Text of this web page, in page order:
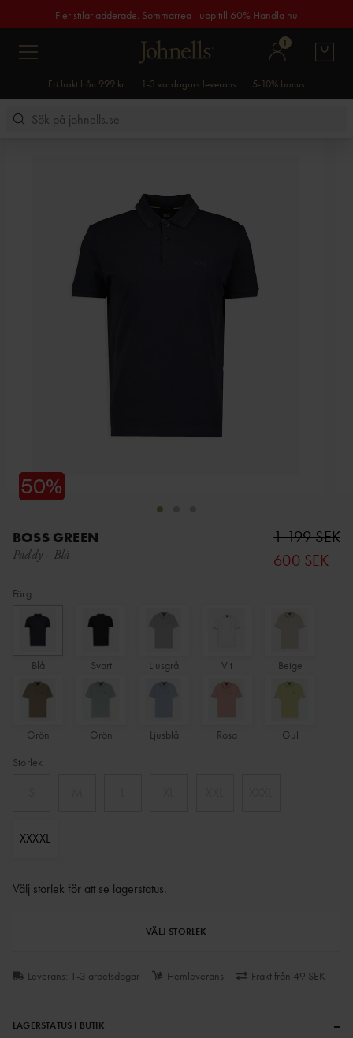
Fler stilar adderade. Sommarrea - upp till 60% Handla nu
1
Fri frakt från 999 kr 1-3 vardagars leverans 5-10% bonus
BOSS GREEN
Paddy - Blå
1 199 SEK
600 SEK
Färg
Blå Svart Ljusgrå Vit Beige
Grön Grön Ljusblå Rosa
Gul
Storlek
XXXXL
Välj storlek för att se lagerstatus.
VÄLJ STORLEK
Leverans: 1-3 arbetsdagar Hemleverans Frakt från 49 SEK
LAGERSTATUS I BUTIK –